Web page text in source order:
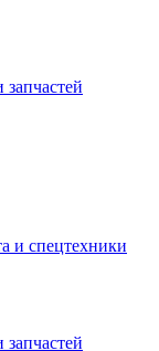
и спецтехники